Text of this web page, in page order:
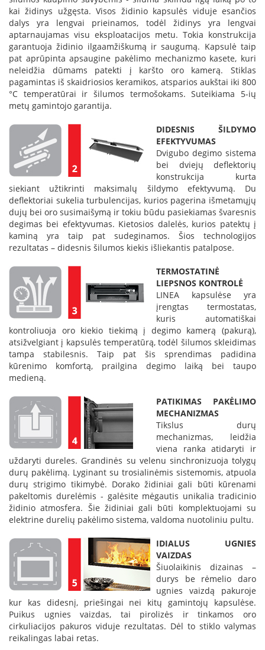
a
i
i
r
į
r
a
n
g
a
K
r
š
o
o
r
o
v
e
n
l
i
a
t
o
r
i
a
i
L
a
n
s
t
ū
s
o
r
t
a
a
S
t
a
č
i
kai židinys užgęsta. Visos židinio kapsulės viduje esančios
dalys yra lengvai prieinamos, todėl židinys yra lengvai
aptarnaujamas visu eksploatacijos metu. Tokia konstrukcija
garantuoja židinio ilgaamžiškumą ir saugumą. Kapsulė taip
pat aprūpinta apsaugine pakėlimo mechanizmo kasete, kuri
neleidžia dūmams patekti į karšto oro kamerą. Stiklas
pagamintas iš skaidriosios keramikos, atsparios aukštai iki 800
°C temperatūrai ir šilumos termošokams. Suteikiama 5-ių
metų gamintojo garantija.
DIDESNIS ŠILDYMO
EFEKTYVUMAS
Dvigubo degimo sistema
bei dviejų deflektorių
konstrukcija kurta
siekiant užtikrinti maksimalų šildymo efektyvumą. Du
deflektoriai sukelia turbulencijas, kurios pagerina išmetamųjų
dujų bei oro susimaišymą ir tokiu būdu pasiekiamas švaresnis
degimas bei efektyvumas. Kietosios dalelės, kurios patektų į
kaminą yra taip pat sudeginamos. Šios technologijos
rezultatas – didesnis šilumos kiekis išliekantis patalpose.
TERMOSTATINĖ
LIEPSNOS KONTROLĖ
LINEA kapsulėse yra
įrengtas termostatas,
kuris automatiškai
kontroliuoja oro kiekio tiekimą į degimo kamerą (pakurą),
atsižvelgiant į kapsulės temperatūrą, todėl šilumos skleidimas
tampa stabilesnis. Taip pat šis sprendimas padidina
kūrenimo komfortą, prailgina degimo laiką bei taupo
medieną.
PATIKIMAS PAKĖLIMO
MECHANIZMAS
Tikslus durų
mechanizmas, leidžia
viena ranka atidaryti ir
uždaryti dureles. Grandinės su velenu sinchronizuoja tolygų
durų pakėlimą. Lyginant su trosialinėmis sistemomis, atpuola
durų strigimo tikimybė. Dorako židiniai gali būti kūrenami
pakeltomis durelėmis - galėsite mėgautis unikalia tradicinio
židinio atmosfera. Šie židiniai gali būti komplektuojami su
elektrine durelių pakėlimo sistema, valdoma nuotoliniu pultu.
IDIALUS UGNIES
VAIZDAS
Šiuolaikinis dizainas –
durys be rėmelio daro
ugnies vaizdą pakuroje
kur kas didesnį, priešingai nei kitų gamintojų kapsulėse.
Puikus ugnies vaizdas, tai pirolizės ir tinkamos oro
cirkuliacijos pakuros viduje rezultatas. Dėl to stiklo valymas
reikalingas labai retas.